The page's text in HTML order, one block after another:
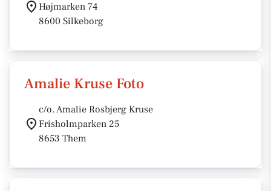
Højmarken 74
8600 Silkeborg
Amalie Kruse Foto
c/o. Amalie Rosbjerg Kruse
Frisholmparken 25
8653 Them